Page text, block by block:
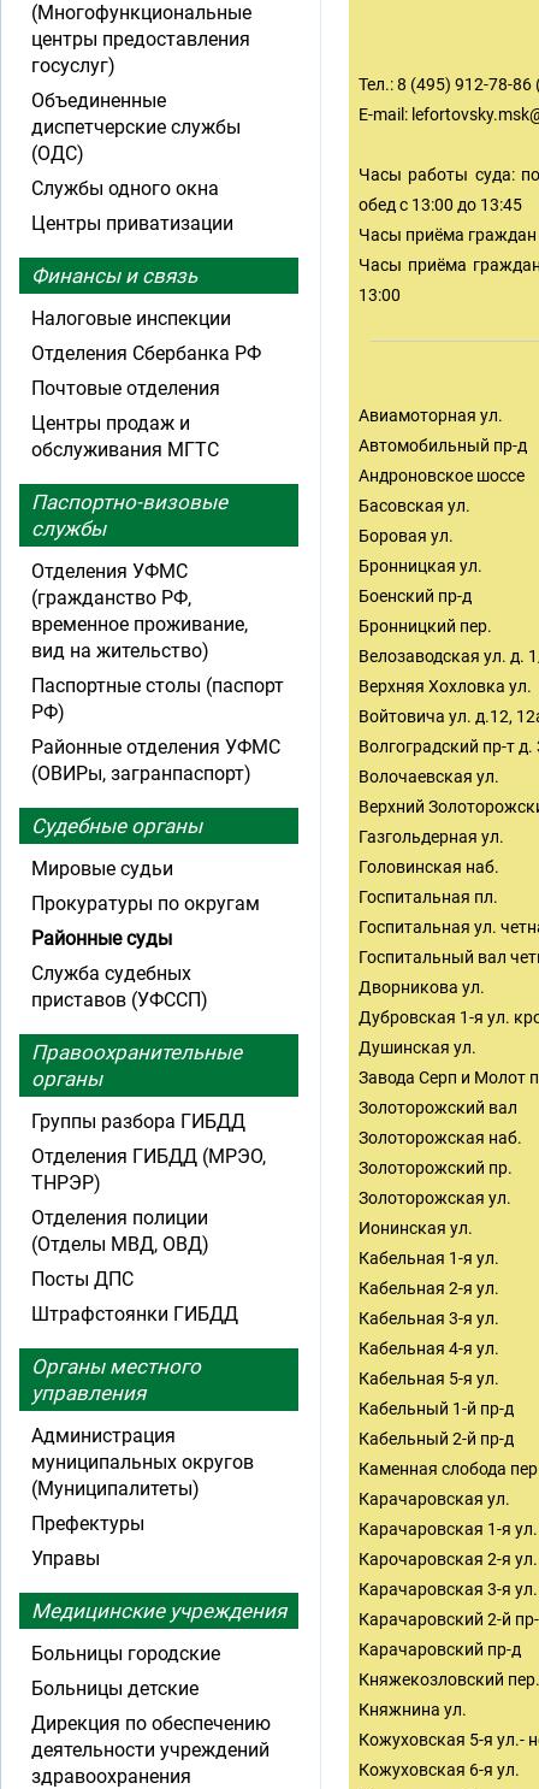
Тел.: 8 (495) 912-78-
E-mail:
Часы работы суда:
обед с 13:00 до 13:45
Часы приёма граждан
Часы приёма
13:00
Авиамоторная ул.
Автомобильный пр-д
Андроновское шоссе
Басовская ул.
Боровая ул.
Бронницкая ул.
Боенский пр-д
Бронницкий пер.
Велозаводская ул. д.
Верхняя Хохловка ул.
Войтовича ул. д.12,
Волгоградский пр-т
Волочаевская ул.
Верхний
Газгольдерная ул.
Головинская наб.
Госпитальная пл.
Госпитальная ул.
Госпитальный вал
Дворникова ул.
Дубровская 1-я ул.
Душинская ул.
Завода Серп и Молот
Золоторожский вал
Золоторожская наб.
Золоторожский пр.
Золоторожская ул.
Ионинская ул.
Кабельная 1-я ул.
Кабельная 2-я ул.
Кабельная 3-я ул.
Кабельная 4-я ул.
Кабельная 5-я ул.
Кабельный 1-й пр-д
Кабельный 2-й пр-д
Каменная слобода
Карачаровская ул.
Карачаровская 1-я ул.
Карочаровская 2-я ул.
Карачаровская 3-я ул.
Карачаровский 2-й
Карачаровский пр-д
Княжекозловский пер.
Княжнина ул.
Кожуховская 5-я ул.-
Кожуховская 6-я ул.
(Многофункциональные
центры предоставления
госуслуг)
Объединенные
диспетчерские службы
(ОДС)
Службы одного окна
Центры приватизации
Финансы и связь
Налоговые инспекции
Отделения Сбербанка РФ
Почтовые отделения
Центры продаж и
обслуживания МГТС
Паспортно-визовые
службы
Отделения УФМС
(гражданство РФ,
временное проживание,
вид на жительство)
Паспортные столы (паспорт
РФ)
Районные отделения УФМС
(ОВИРы, загранпаспорт)
Судебные органы
Мировые судьи
Прокуратуры по округам
Районные суды
Служба судебных
приставов (УФССП)
Правоохранительные
органы
Группы разбора ГИБДД
Отделения ГИБДД (МРЭО,
ТНРЭР)
Отделения полиции
(Отделы МВД, ОВД)
Посты ДПС
Штрафстоянки ГИБДД
Органы местного
управления
Администрация
муниципальных округов
(Муниципалитеты)
Префектуры
Управы
Медицинские учреждения
Больницы городские
Больницы детские
Дирекция по обеспечению
деятельности учреждений
здравоохранения